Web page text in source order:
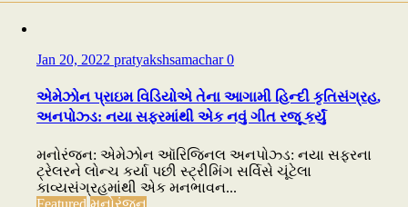
Jan 20, 2022 pratyakshsamachar0
એમેઝોન પ્રાઇમ વિડિયોએ તેના આગામી હિન્દી કૃતિસંગ્રહ,
અનપોઝ્ડ: નયા સફરમાંથી એક નવું ગીત રજૂ કર્યું
મનોરંજન: એમેઝોન ઑરિજિનલ અનપોઝ્ડ: નયા સફરના
ટ્રેલરને લોન્ચ કર્યા પછી સ્ટ્રીમિંગ સર્વિસે ચૂંટેલા
કાવ્યસંગ્રહમાંથી એક મનભાવન...
Featured મનોરંજન